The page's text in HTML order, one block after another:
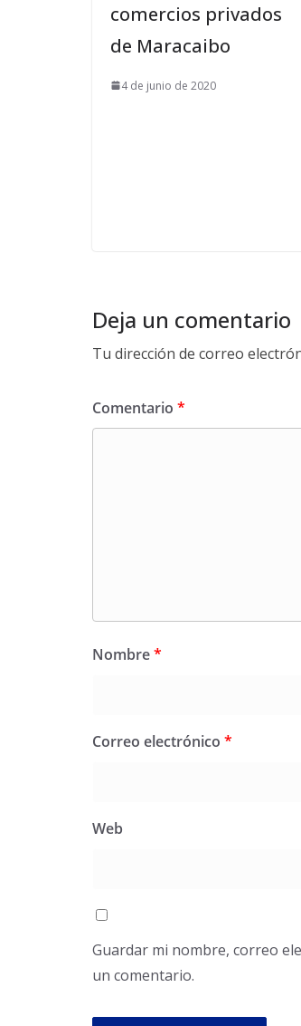
comercios privados
de Maracaibo
4 de junio de 2020
Deja un comentario
Tu dirección de correo
Comentario *
Nombre*
Correo electrónico *
Web
Guardar mi nombre, correo
un comentario.